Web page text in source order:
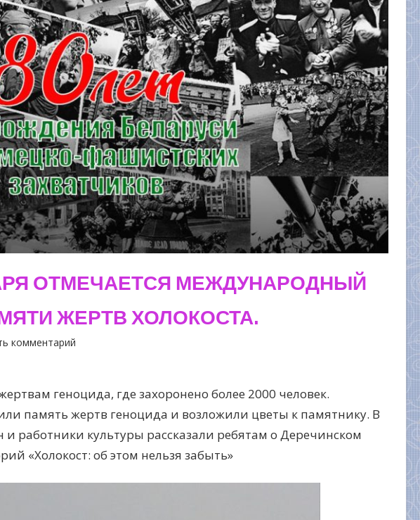
ОТМЕЧАЕТСЯ МЕЖДУНАРОДНЫЙ
ЖЕРТВ ХОЛОКОСТА.
комментарий
геноцида, где захоронено более 2000 человек.
память жертв геноцида и возложили цветы к памятнику. В
работники культуры рассказали ребятам о Деречинском
«Холокост: об этом нельзя забыть»